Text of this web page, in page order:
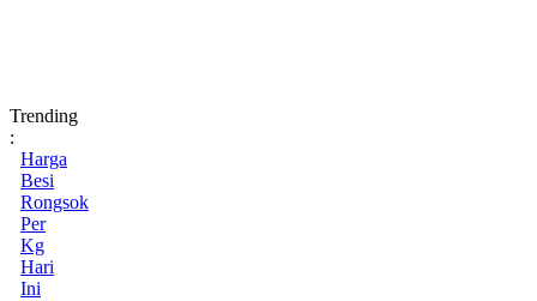
Trending
:
Harga
Besi
Rongsok
Per
Kg
Hari
Ini